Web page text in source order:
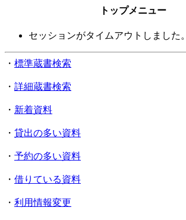
トップメニュー
セッションがタイムアウトしました。
・ 標準蔵書検索
・ 詳細蔵書検索
・ 新着資料
・ 貸出の多い資料
・ 予約の多い資料
・ 借りている資料
・ 利用情報変更